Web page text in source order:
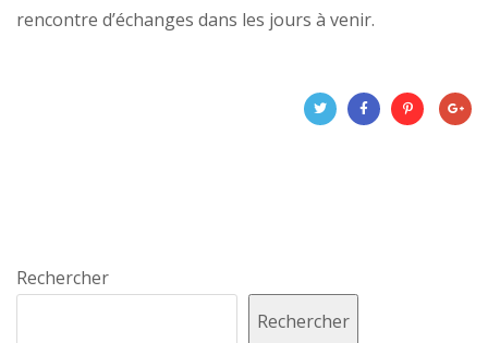
rencontre d’échanges dans les jours à venir.
Rechercher
Rechercher